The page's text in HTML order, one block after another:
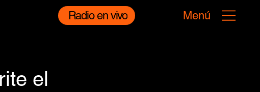
Radio en vivo Menú
el